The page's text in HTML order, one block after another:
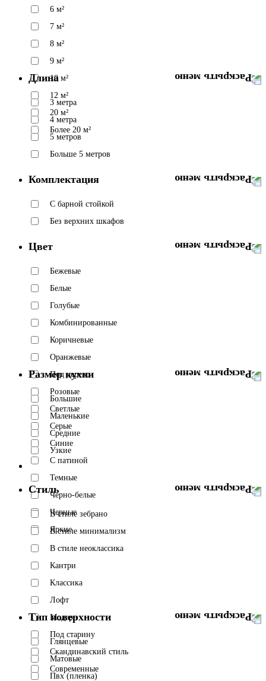
6 м²
7 м²
8 м²
9 м²
10 м²
12 м²
20 м²
Более 20 м²
Длина
3 метра
4 метра
5 метров
Больше 5 метров
Комплектация
C барной стойкой
Без верхних шкафов
Цвет
Бежевые
Белые
Голубые
Комбинированные
Коричневые
Оранжевые
Под дерево
Розовые
Светлые
Серые
Синие
С патиной
Темные
Черно-белые
Черные
Яркие
Размер кухни
Большие
Маленькие
Средние
Узкие
Стиль
В стиле зебрано
В стиле минимализм
В стиле неоклассика
Кантри
Классика
Лофт
Модерн
Под старину
Скандинавский стиль
Современные
Тип поверхности
Глянцевые
Матовые
Пвх (пленка)